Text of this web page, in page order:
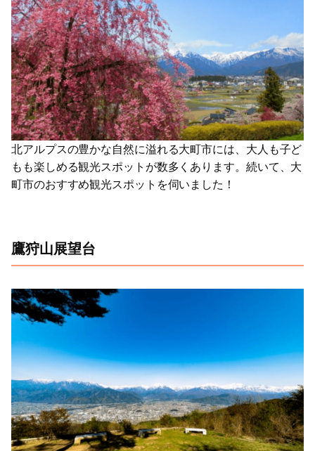
北アルプスの豊かな自然に溢れる大町市には、大人も子ど
もも楽しめる観光スポットが数多くあります。続いて、大
町市のおすすめ観光スポットを伺いました！
鷹狩山展望台